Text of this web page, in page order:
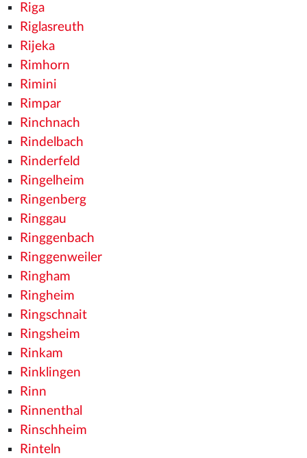
Riga
Riglasreuth
Rijeka
Rimhorn
Rimini
Rimpar
Rinchnach
Rindelbach
Rinderfeld
Ringelheim
Ringenberg
Ringgau
Ringgenbach
Ringgenweiler
Ringham
Ringheim
Ringschnait
Ringsheim
Rinkam
Rinklingen
Rinn
Rinnenthal
Rinschheim
Rinteln